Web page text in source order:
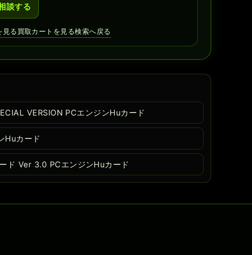
談する
見る買取カートを見る検索へ戻る
VERSION PCエンジンHuカード
Huカード
ド Ver 3.0 PCエンジンHuカード